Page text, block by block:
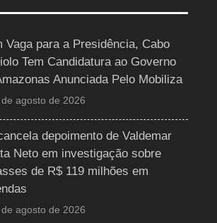
Vaga para a Presidência, Cabo
Tem Candidatura ao Governo
Anunciada Pelo Mobiliza
agosto de 2026
depoimento de Valdemar
Neto em investigação sobre
de R$ 119 milhões em
agosto de 2026